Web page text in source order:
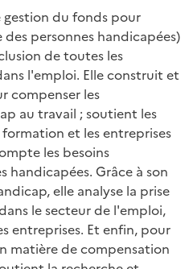
gestion du fonds pour
personnes handicapées)
de toutes les
l'emploi. Elle construit et
compenser les
au travail ; soutient les
et les entreprises
les besoins
handicapées. Grâce à son
elle analyse la prise
le secteur de l'emploi,
entreprises. Et enfin, pour
matière de compensation